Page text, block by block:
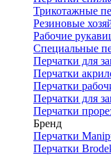
Трикотажные
Резиновые
Рабочие
Специальные
Перчатки для
Перчатки
Перчатки
Перчатки для
Перчатки
Бренд
Перчатки
Перчатки